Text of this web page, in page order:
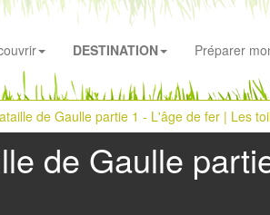
DESTINATION Préparer
de Gaulle partie 1 - L'âge de fer | Les
de Gaulle